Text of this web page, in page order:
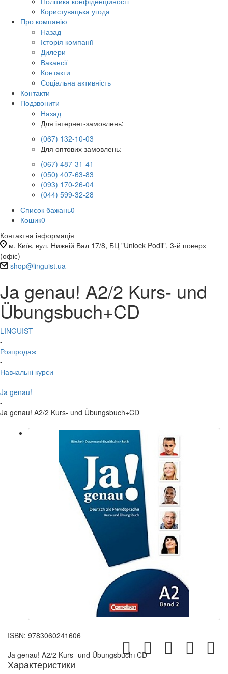
Користувацька угода
Про компанію
Назад
Історія компанії
Дилери
Вакансії
Контакти
Соціальна активність
Контакти
Подзвонити
Назад
Для інтернет-замовлень:
(067) 132-10-03
Для оптових замовлень:
(067) 487-31-41
(050) 407-63-83
(093) 170-26-04
(044) 599-32-28
Список бажань0
Кошик0
Контактна інформація
м. Київ, вул. Нижній Вал 17/8, БЦ "Unlock Podil", 3-й поверх
(офіс)
shop@linguist.ua
Ja genau! A2/2 Kurs- und
Übungsbuch+CD
LINGUIST
-
Розпродаж
-
Навчальні курси
-
Ja genau!
-
Ja genau! A2/2 Kurs- und Übungsbuch+CD
-
ISBN: 9783060241606
Ja genau! A2/2 Kurs- und Übungsbuch+CD
Характеристики